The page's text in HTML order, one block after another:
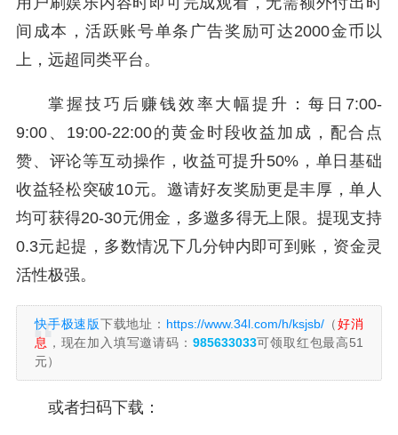
间成本，活跃账号单条广告奖励可达2000金币以
上，远超同类平台。
掌握技巧后赚钱效率大幅提升：每日7:00-
9:00、19:00-22:00的黄金时段收益加成，配合点
赞、评论等互动操作，收益可提升50%，单日基础
收益轻松突破10元。邀请好友奖励更是丰厚，单人
均可获得20-30元佣金，多邀多得无上限。提现支持
0.3元起提，多数情况下几分钟内即可到账，资金灵
活性极强。
快手极速版下载地址： https://www.34l.com/h/ksjsb/（好消
息 ，现在加入填写邀请码： 985633033可领取红包最高51
元）
或者扫码下载：